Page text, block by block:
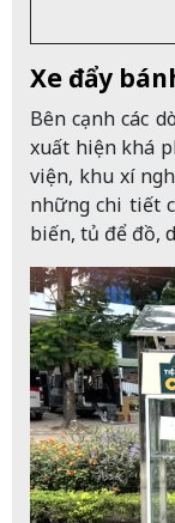
Xe đẩy
Bên cạnh các
xuất hiện khá
viện, khu xí
những chi tiết
biến, tủ để đồ,